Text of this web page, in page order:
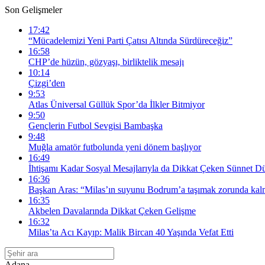
Son Gelişmeler
17:42
“Mücadelemizi Yeni Parti Çatısı Altında Sürdüreceğiz”
16:58
CHP’de hüzün, gözyaşı, birliktelik mesajı
10:14
Çizgi’den
9:53
Atlas Üniversal Güllük Spor’da İlkler Bitmiyor
9:50
Gençlerin Futbol Sevgisi Bambaşka
9:48
Muğla amatör futbolunda yeni dönem başlıyor
16:49
İhtişamı Kadar Sosyal Mesajlarıyla da Dikkat Çeken Sünnet
16:36
Başkan Aras: “Milas’ın suyunu Bodrum’a taşımak zorunda
16:35
Akbelen Davalarında Dikkat Çeken Gelişme
16:32
Milas’ta Acı Kayıp: Malik Bircan 40 Yaşında Vefat Etti